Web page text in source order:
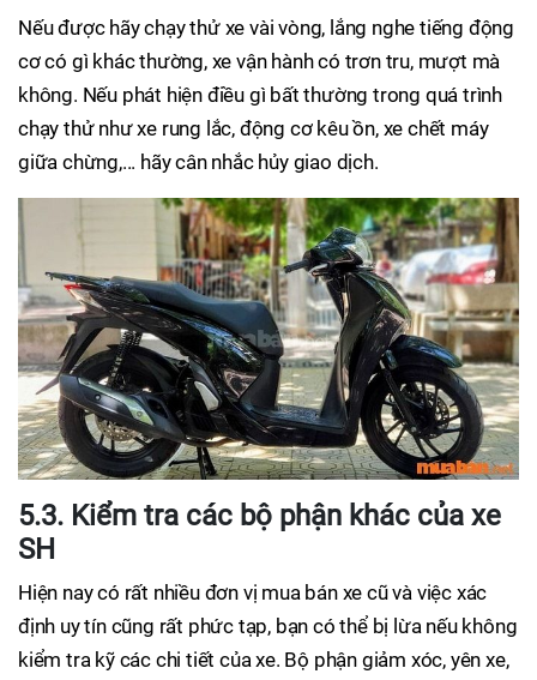
Nếu được hãy chạy thử xe vài vòng, lắng nghe tiếng động
cơ có gì khác thường, xe vận hành có trơn tru, mượt mà
không. Nếu phát hiện điều gì bất thường trong quá trình
chạy thử như xe rung lắc, động cơ kêu ồn, xe chết máy
giữa chừng,... hãy cân nhắc hủy giao dịch.
5.3. Kiểm tra các bộ phận khác của xe
SH
Hiện nay có rất nhiều đơn vị mua bán xe cũ và việc xác
định uy tín cũng rất phức tạp, bạn có thể bị lừa nếu không
kiểm tra kỹ các chi tiết của xe. Bộ phận giảm xóc, yên xe,